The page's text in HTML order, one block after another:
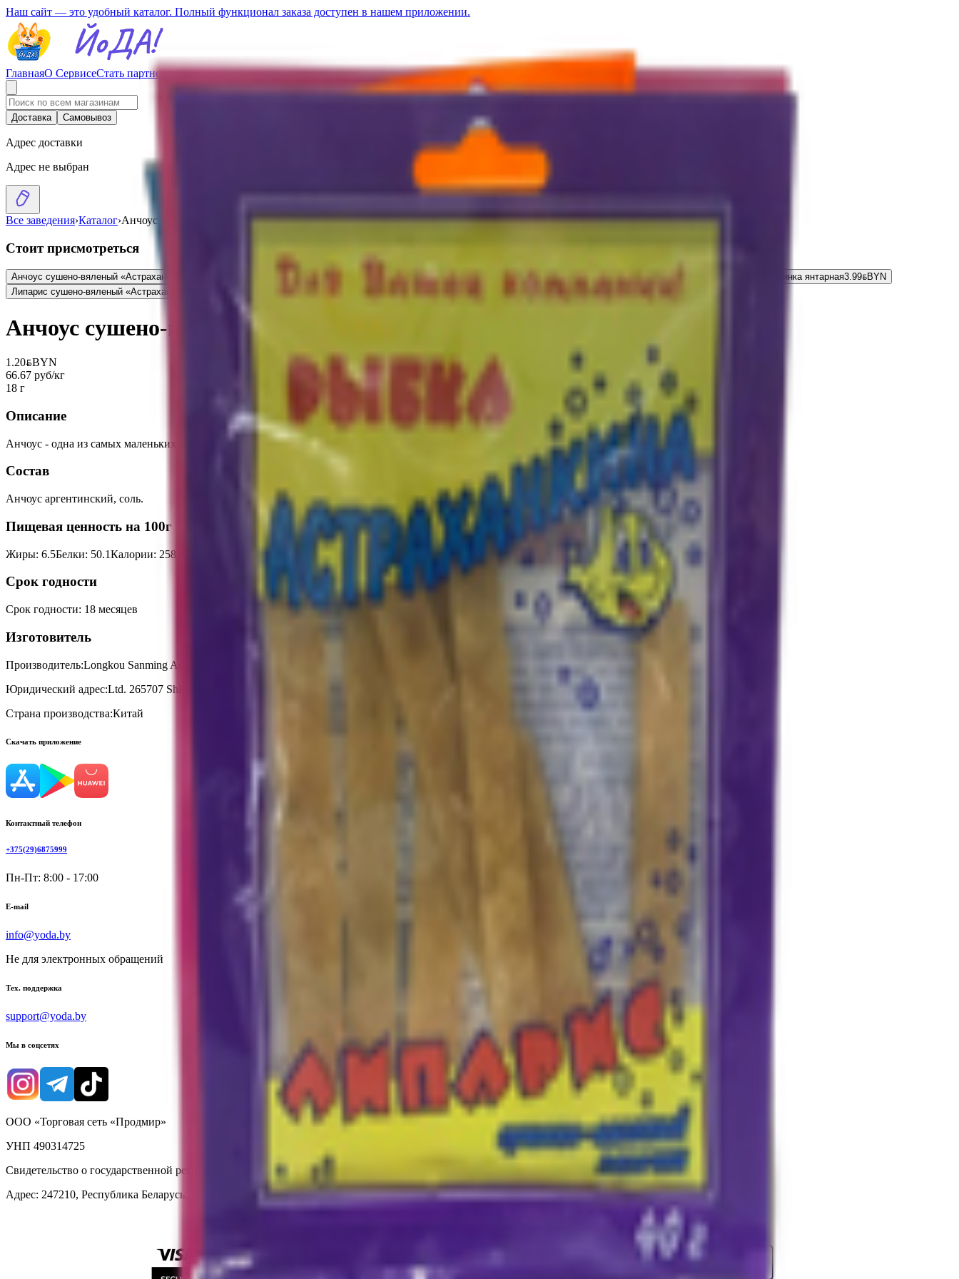
Наш сайт — это удобный каталог. Полный функционал заказа доступен в нашем приложении.
ГлавнаяО СервисеСтать партнерам
Доставка Самовывоз
Адрес доставки
Адрес не выбран
Все заведения›Каталог›Анчоус сушено-вяленый «Астраханкина рыбка»
Стоит присмотреться
Анчоус сушено-вяленый «Астраханкина рыбка» Липарис сушено-вяленый «Астраханкина» с перцем палочки 3.01BYNBYN Минтай сушено-вяленый «Астраханкина» спинка янтарная3.99BYNBYN
Липарис сушено-вяленый «Астраханкина» палочки
Анчоус сушено-вяленый «Астраханкина рыбка»
1.20BYNBYN
66.67 руб/кг
18 г
Описание
Анчоус - одна из самых маленьких рыб. Этот сушеный деликатес, серебристого цвета отлично подходит в качестве закуски к пенному.
Состав
Анчоус аргентинский, соль.
Пищевая ценность на 100г
Жиры: 6.5Белки: 50.1Калории: 258.9
Срок годности
Срок годности: 18 месяцев
Изготовитель
Производитель:Longkou Sanming Aquatic Foodstuffs Co
Юридический адрес:Ltd. 265707 Shiliang town, Longkou city, Shandong, China, Китайская Народная Республика
Страна производства:Китай
Скачать приложение
Контактный телефон
+375(29)6875999
Пн-Пт: 8:00 - 17:00
E-mail
info@yoda.by
Не для электронных обращений
Тех. поддержка
support@yoda.by
Мы в соцсетях
ООО «Торговая сеть «Продмир»
УНП 490314725
Свидетельство о государственной регистрации № 490314725 от 30.05.2003г выдано Гомельским облисполкомом
Адрес: 247210, Республика Беларусь, Гомельская обл., г. Жлобин, ул. Козлова 2-А